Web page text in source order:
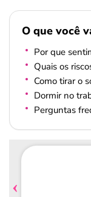
O que você
Por que
Quais os
Como tirar o
Dormir no
Perguntas